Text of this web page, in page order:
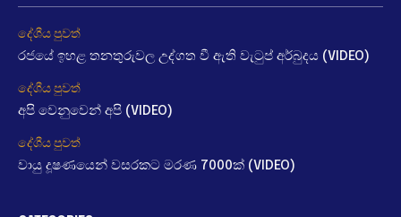
දේශීය පුවත්
රජයේ ඉහළ තනතුරුවල උද්ගත වී ඇති වැටුප් අර්බුදය (VIDEO)
දේශීය පුවත්
අපි වෙනුවෙන් අපි (VIDEO)
දේශීය පුවත්
වායු දූෂණයෙන් වසරකට මරණ 7000ක් (VIDEO)